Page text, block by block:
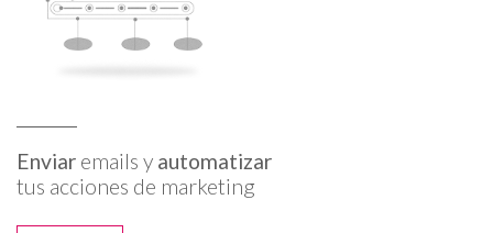
Enviar emails y automatizar
tus acciones de marketing